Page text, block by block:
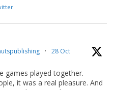
· 28 Oct
games played together.
it was a real pleasure. And